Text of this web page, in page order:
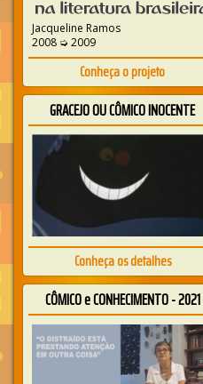
Jacqueline Ramos
2008 ➭ 2009
Conheça o projeto
GRACEJO OU CÔMICO INOCENTE
Conheça os detalhes
CÔMICO e CONHECIMENTO - 2021